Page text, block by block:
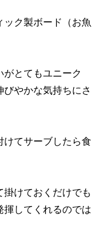
ック製ボード（お魚
とてもユニーク
やかな気持ちにさ
てサーブしたら食
掛けておくだけでも
してくれるのでは